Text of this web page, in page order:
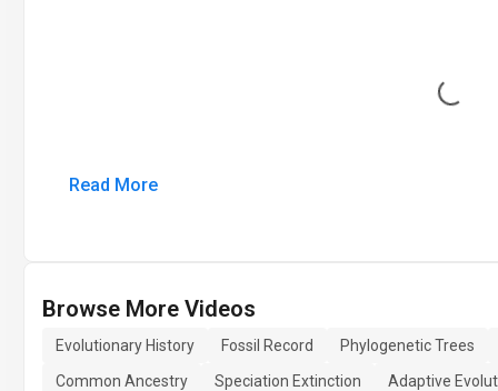
Loading...
Read More
Browse More Videos
Evolutionary History Fossil Record
Phylogenetic Trees
Common Ancestry
Speciation Extinction
Adaptive